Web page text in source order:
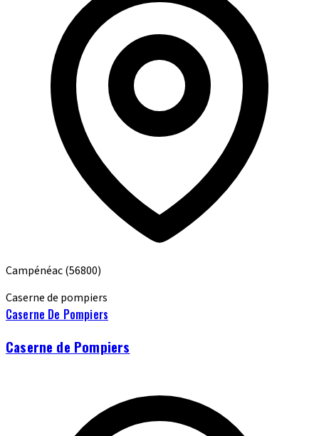
Campénéac(56800)
Caserne de pompiers
Caserne De Pompiers
Caserne de Pompiers